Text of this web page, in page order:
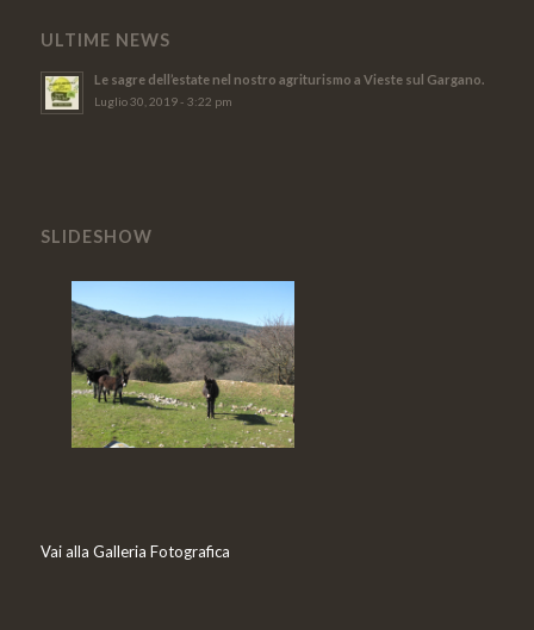
ULTIME NEWS
Le sagre dell’estate nel nostro agriturismo a Vieste sul Gargano.
Luglio 30, 2019 - 3:22 pm
SLIDESHOW
Vai alla Galleria Fotografica